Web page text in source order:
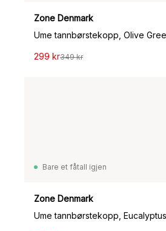
Zone Denmark
Ume tannbørstekopp, Olive
299 kr349 kr
Bare et fåtall igjen
Zone Denmark
Ume tannbørstekopp, Eucalyptus